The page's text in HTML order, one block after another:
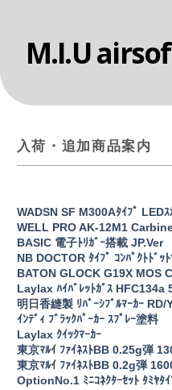
M.I.U
入荷・追加商品案内
WADSN SF M300Aﾀｲﾌﾟ LEDｽ
WELL PRO AK-12M1
BASIC 電子ﾄﾘｶﾞｰ搭載 JP.Ver
NB DOCTOR ﾀｲﾌﾟ ｺﾝﾊﾟｸﾄﾄﾞｯ
BATON GLOCK G19X MOS
Laylax ﾊｲﾊﾞﾚｯﾄｶﾞｽ HFC134a
明日香縫製 ﾘﾊﾞｰｼﾌﾞﾙﾏｰｶｰ RD/
ｲﾝﾃﾞｨ ﾌﾞﾗｯｸﾊﾟｰｶｰ ｽﾌﾟﾚｰ塗料
Laylax ｸｲｯｸﾏｰｶｰ
東京ﾏﾙｲ ﾌｧｲﾈｽﾄBB 0.25g弾
東京ﾏﾙｲ ﾌｧｲﾈｽﾄBB 0.2g弾
OptionNo.1 ﾐﾆｺﾈｸﾀｰｾｯﾄ ﾀﾐﾔﾀｲ